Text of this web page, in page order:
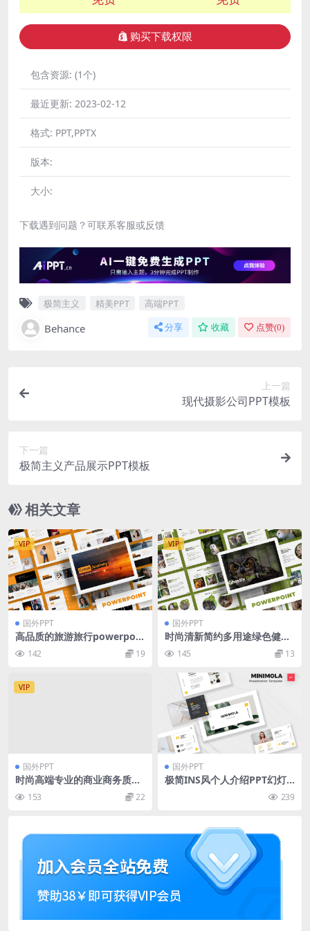
购买下载权限
包含资源: (1个)
最近更新: 2023-02-12
格式: PPT,PPTX
版本:
大小:
下载遇到问题？可联系客服或反馈
极简主义 精美PPT 高端PPT
Behance 分享 收藏 点赞(0)
上一篇
现代摄影公司PPT模板
下一篇
极简主义产品展示PPT模板
相关文章
VIP
国外PPT
高品质的旅游旅行powerpoin
t幻灯片演示模板（pptx）
142 19
VIP
国外PPT
时尚清新简约多用途绿色健康
环保powerpoint幻灯片演示
模板（pptx）
145 13
VIP
国外PPT
时尚高端专业的商业商务质感
powerpoint幻灯片演示模板
（pptx）
153 22
国外PPT
极简INS风个人介绍PPT幻灯
片模板 Minimalist PowerPo
239